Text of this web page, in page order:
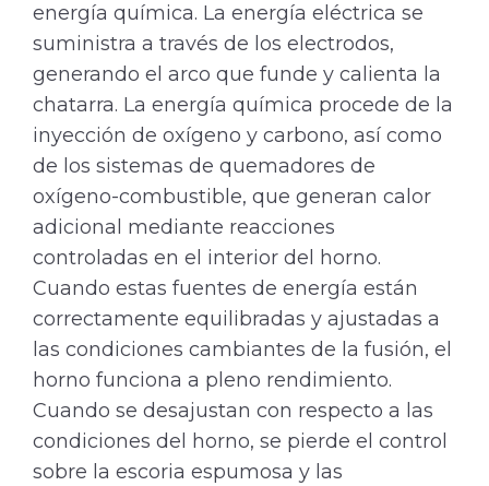
energía química. La energía eléctrica se
suministra a través de los electrodos,
generando el arco que funde y calienta la
chatarra. La energía química procede de la
inyección de oxígeno y carbono, así como
de los sistemas de quemadores de
oxígeno-combustible, que generan calor
adicional mediante reacciones
controladas en el interior del horno.
Cuando estas fuentes de energía están
correctamente equilibradas y ajustadas a
las condiciones cambiantes de la fusión, el
horno funciona a pleno rendimiento.
Cuando se desajustan con respecto a las
condiciones del horno, se pierde el control
sobre la escoria espumosa y las